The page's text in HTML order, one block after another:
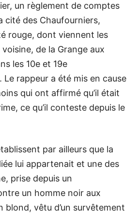
un règlement de comptes
cité des Chaufourniers,
rouge, dont viennent les
de la Grange aux
les 10e et 19e
Le rappeur a été mis en cause
qui ont affirmé qu’il était
ce qu’il conteste depuis le
par ailleurs que la
lui appartenait et une des
prise depuis un
un homme noir aux
blond, vêtu d’un survêtement